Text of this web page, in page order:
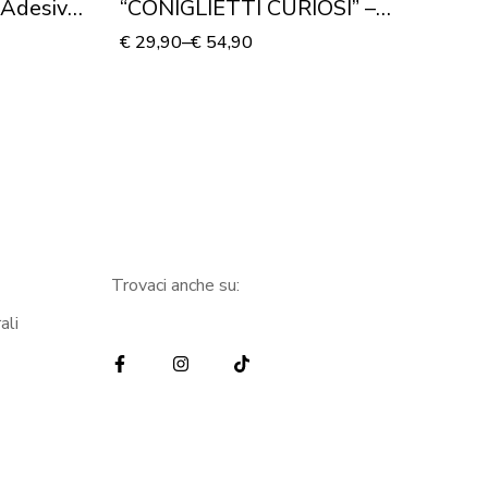
“CONIGLIETTI CURIOSI” –
Adesivo murale
€29,90–€54,90
Trovaci anche su: